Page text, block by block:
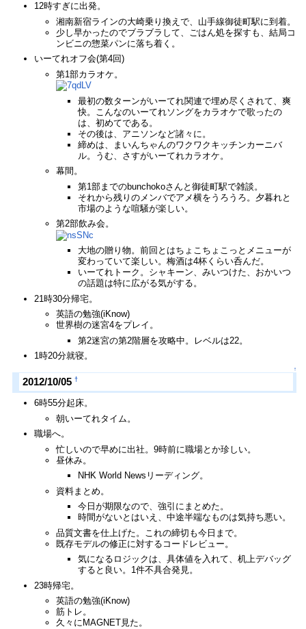
12時すぎに出発。
湘南新宿ラインの大崎乗り換えで、山手線御徒町駅に到着。
少し早かったのでブラブラして、ごはん処を探すも、結局コ
ンビニの惣菜パンに落ち着く。
いーてれオフ会(第4回)
第1部カラオケ。
最初の数ターンがいーてれ関連で埋め尽くされて、爽
快。こんなのいーてれソングをカラオケで歌ったの
は、初めてである。
その後は、アニソンなど諸々に。
締めは、まいんちゃんのワクワクキッチンカーニバ
ル。うむ、さすがいーてれカラオケ。
幕間。
第1部までのbunchokoさんと御徒町駅で雑談。
それから残りのメンバでアメ横をうろうろ。夕暮れと
市場のような喧騒が楽しい。
第2部飲み会。
大地の贈り物。前回とはちょこちょこっとメニューが
変わっていて楽しい。梅酒は4杯くらい呑んだ。
いーてれトーク。シャキーン、みいつけた、おかいつ
の話題は特に広がる気がする。
21時30分帰宅。
英語の勉強(iKnow)
世界樹の迷宮4をプレイ。
第2迷宮の第2階層を攻略中。レベルは22。
1時20分就寝。
↑
2012/10/05 †
6時55分起床。
朝いーてれタイム。
職場へ。
忙しいので早めに出社。9時前に職場とか珍しい。
昼休み。
NHK World Newsリーディング。
資料まとめ。
今日が期限なので、強引にまとめた。
時間がないとはいえ、中途半端なものは気持ち悪い。
品質文書を仕上げた。これの締切も今日まで。
既存モデルの修正に対するコードレビュー。
気になるロジックは、具体値を入れて、机上デバッグ
すると良い。1件不具合発見。
23時帰宅。
英語の勉強(iKnow)
筋トレ。
久々にMAGNET見た。